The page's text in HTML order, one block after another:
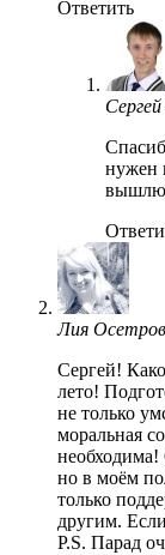
Ответить
Сергей
нужен
Лия
Сергей!
лето!
не только
моральная
необходима!
но в моём
только
другим.
P.S. Парад